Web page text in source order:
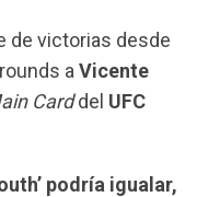
de victorias desde
a Vicente
Carddel UFC
podría igualar,